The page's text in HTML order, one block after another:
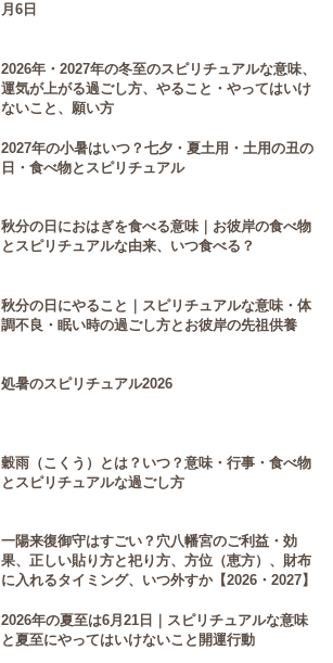
月6日
2026年・2027年の冬至のスピリチュアルな意味、
運気が上がる過ごし方、やること・やってはいけ
ないこと、願い方
2027年の小暑はいつ？七夕・夏土用・土用の丑の
日・食べ物とスピリチュアル
秋分の日におはぎを食べる意味｜お彼岸の食べ物
とスピリチュアルな由来、いつ食べる？
秋分の日にやること｜スピリチュアルな意味・体
調不良・眠い時の過ごし方とお彼岸の先祖供養
処暑のスピリチュアル2026
穀雨（こくう）とは？いつ？意味・行事・食べ物
とスピリチュアルな過ごし方
一陽来復御守はすごい？穴八幡宮のご利益・効
果、正しい貼り方と祀り方、方位（恵方）、財布
に入れるタイミング、いつ外すか【2026・2027】
2026年の夏至は6月21日｜スピリチュアルな意味
と夏至にやってはいけないこと開運行動